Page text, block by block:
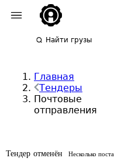
Найти грузы
Главная
Тендеры
Почтовые
отправления
Тендер отменён Несколько